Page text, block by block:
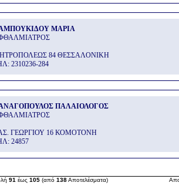
ΜΑΡΙΑ
84 ΘΕΣΣΑΛΟΝΙΚΗ
2310236-284
ΠΑΛΑΙΟΛΟΓΟΣ
ΓΕΩΡΓΙΟΥ 16 ΚΟΜΟΤΟΝΗ
24857
91 έως 105 (από 138Αποτελέσματα)